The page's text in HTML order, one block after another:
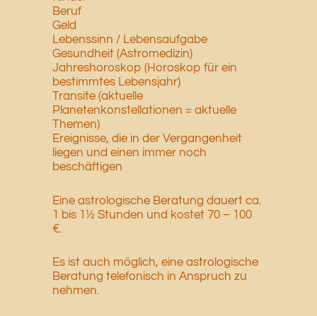
Beruf
Geld
Lebenssinn / Lebensaufgabe
Gesundheit (Astromedizin)
Jahreshoroskop (Horoskop für ein
bestimmtes Lebensjahr)
Transite (aktuelle
Planetenkonstellationen = aktuelle
Themen)
Ereignisse, die in der Vergangenheit
liegen und einen immer noch
beschäftigen
Eine astrologische Beratung dauert ca.
1 bis 1½ Stunden und kostet 70 – 100
€.
Es ist auch möglich, eine astrologische
Beratung telefonisch in Anspruch zu
nehmen.